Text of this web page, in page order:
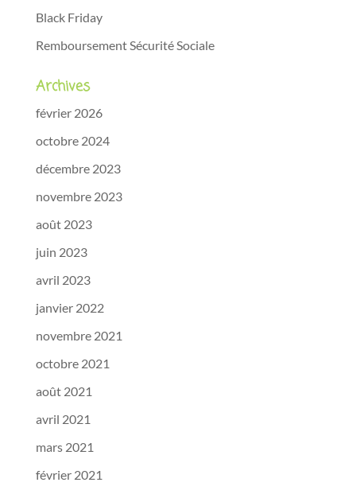
Black Friday
Remboursement Sécurité Sociale
Archives
février 2026
octobre 2024
décembre 2023
novembre 2023
août 2023
juin 2023
avril 2023
janvier 2022
novembre 2021
octobre 2021
août 2021
avril 2021
mars 2021
février 2021